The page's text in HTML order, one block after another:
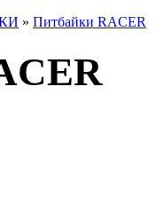
» Питбайки RACER